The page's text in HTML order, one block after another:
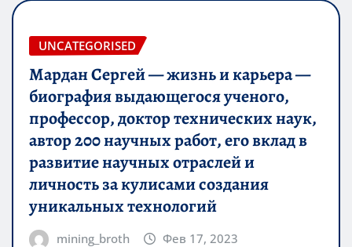
UNCATEGORISED
Мардан Сергей — жизнь и карьера —
биография выдающегося ученого,
профессор, доктор технических наук,
автор 200 научных работ, его вклад в
развитие научных отраслей и
личность за кулисами создания
уникальных технологий
mining_broth Фев 17, 2023